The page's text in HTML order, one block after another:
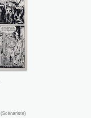
(Scénariste)